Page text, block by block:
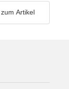
Artikel